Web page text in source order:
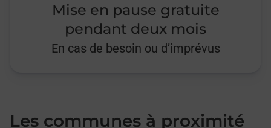
Mise en pause gratuite
pendant deux mois
En cas de besoin ou d’imprévus
Les communes à proximité